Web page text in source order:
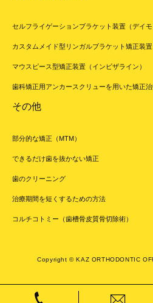
セルフライゲーションブラケット装置（デイモ
カスタムメイド型リンガルブラケット矯正装置
マウスピース型矯正装置（インビザライン）
歯科矯正用アンカースクリューを用いた矯正
その他
部分的な矯正（MTM）
できるだけ歯を抜かない矯正
歯のクリーニング
治療期間を短くするための方法
コルチコトミー（歯槽骨皮質骨切除術）
Copyright © KAZ ORTHODONTIC